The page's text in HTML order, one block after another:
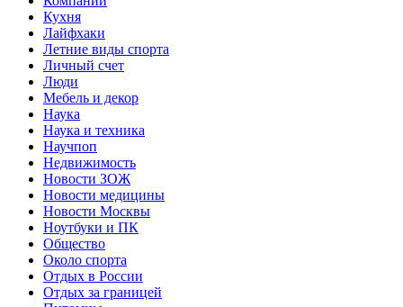
Кухня
Лайфхаки
Летние виды спорта
Личный счет
Люди
Мебель и декор
Наука
Наука и техника
Научпоп
Недвижимость
Новости ЗОЖ
Новости медицины
Новости Москвы
Ноутбуки и ПК
Общество
Около спорта
Отдых в России
Отдых за границей